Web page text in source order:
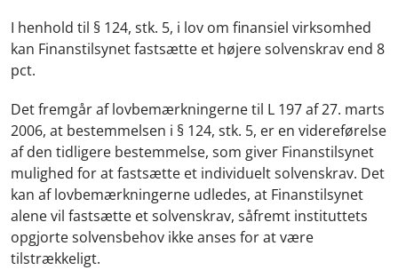
I henhold til § 124, stk. 5, i lov om finansiel virksomhed
kan Finanstilsynet fastsætte et højere solvenskrav end 8
pct.
Det fremgår af lovbemærkningerne til L 197 af 27. marts
2006, at bestemmelsen i § 124, stk. 5, er en videreførelse
af den tidligere bestemmelse, som giver Finanstilsynet
mulighed for at fastsætte et individuelt solvenskrav. Det
kan af lovbemærkningerne udledes, at Finanstilsynet
alene vil fastsætte et solvenskrav, såfremt instituttets
opgjorte solvensbehov ikke anses for at være
tilstrækkeligt.